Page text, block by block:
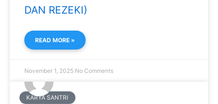
DAN REZEKI)
READ MORE »
November 1, 2025 No Comments
KARYA SANTRI